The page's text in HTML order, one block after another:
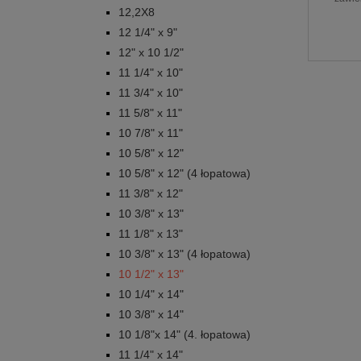
12,2X8
12 1/4" x 9"
12" x 10 1/2"
11 1/4" x 10"
11 3/4" x 10"
11 5/8" x 11"
10 7/8" x 11"
10 5/8" x 12"
10 5/8" x 12" (4 łopatowa)
11 3/8" x 12"
10 3/8" x 13"
11 1/8" x 13"
10 3/8" x 13" (4 łopatowa)
10 1/2" x 13"
10 1/4" x 14"
10 3/8" x 14"
10 1/8"x 14" (4. łopatowa)
11 1/4" x 14"